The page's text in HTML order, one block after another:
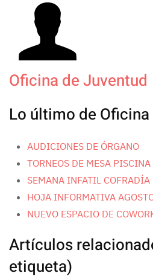
Oficina de Juventud
Lo último de
AUDICIONES DE ÓRGANO
TORNEOS DE MESA PISCINA
SEMANA INFATIL
HOJA INFORMATIVA
NUEVO ESPACIO DE
Artículos
etiqueta)